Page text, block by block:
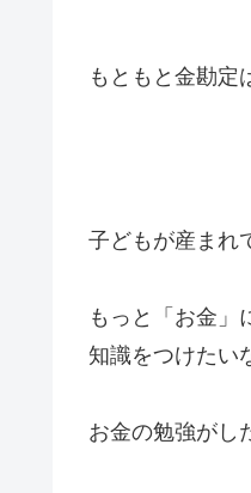
もともと金勘定
子どもが産まれ
もっと「お金」
知識をつけたい
お金の勉強がし